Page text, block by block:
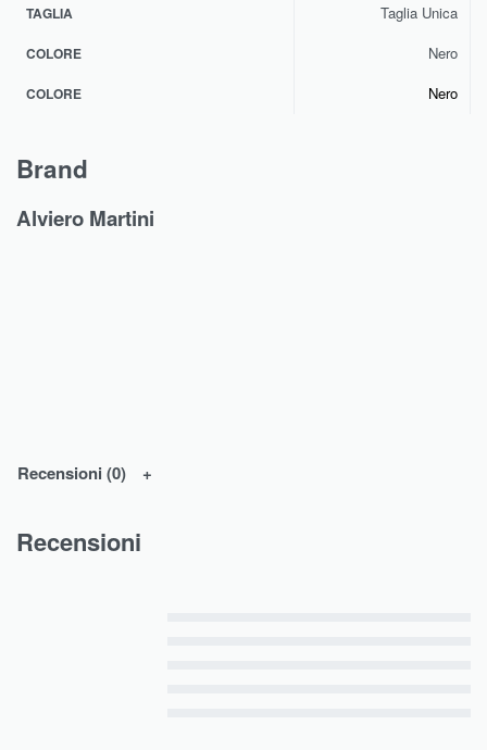
TAGLIA Taglia Unica
COLORE Nero
COLORE Nero
Brand
Alviero Martini
Recensioni (0)
Recensioni